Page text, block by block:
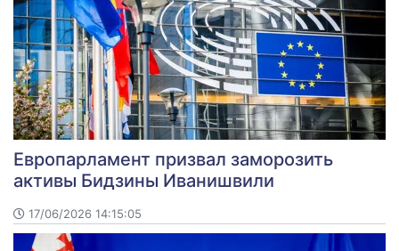
Европарламент призвал заморозить
активы Бидзины Иванишвили
17/06/2026 14:15:05